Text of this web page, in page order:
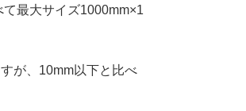
最大サイズ1000mm×1
が、10mm以下と比べ